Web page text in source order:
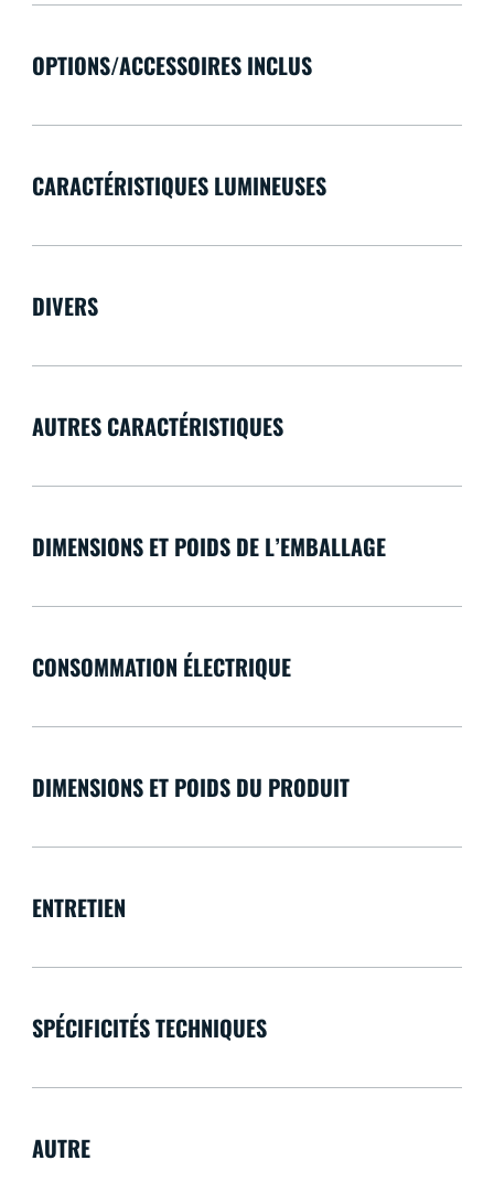
OPTIONS/ACCESSOIRES INCLUS
CARACTÉRISTIQUES LUMINEUSES
DIVERS
AUTRES CARACTÉRISTIQUES
DIMENSIONS ET POIDS DE L’EMBALLAGE
CONSOMMATION ÉLECTRIQUE
DIMENSIONS ET POIDS DU PRODUIT
ENTRETIEN
SPÉCIFICITÉS TECHNIQUES
AUTRE